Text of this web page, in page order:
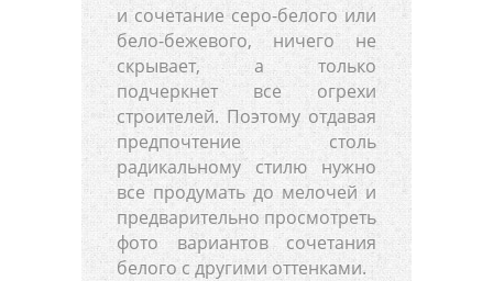
и сочетание серо-белого или
бело-бежевого, ничего не
скрывает, а только
подчеркнет все огрехи
строителей. Поэтому отдавая
предпочтение столь
радикальному стилю нужно
все продумать до мелочей и
предварительно просмотреть
фото вариантов сочетания
белого с другими оттенками.